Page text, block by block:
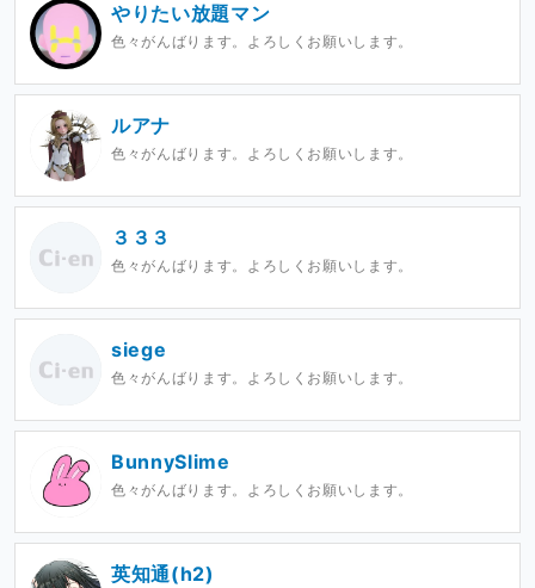
やりたい放題マン
色々がんばります。よろしくお願いします。
ルアナ
色々がんばります。よろしくお願いします。
３３３
色々がんばります。よろしくお願いします。
siege
色々がんばります。よろしくお願いします。
BunnySlime
色々がんばります。よろしくお願いします。
英知通(h2)